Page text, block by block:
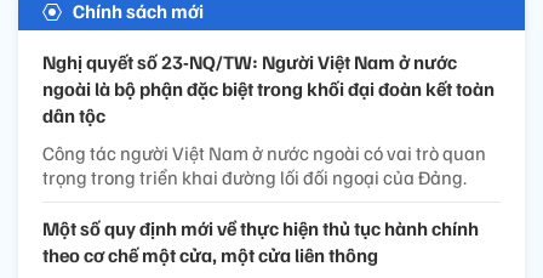
Chính sách mới
Nghị quyết số 23-NQ/TW: Người Việt Nam ở nước
ngoài là bộ phận đặc biệt trong khối đại đoàn kết toàn
dân tộc
Công tác người Việt Nam ở nước ngoài có vai trò quan
trọng trong triển khai đường lối đối ngoại của Đảng.
Một số quy định mới về thực hiện thủ tục hành chính
theo cơ chế một cửa, một cửa liên thông